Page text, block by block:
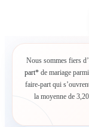
Nous sommes fiers
part*de mariage
faire-part qui
la moyenne de